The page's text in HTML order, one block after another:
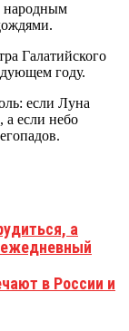
народным
Галатийского
году.
если Луна
а если небо
а
ежедневный
в России и